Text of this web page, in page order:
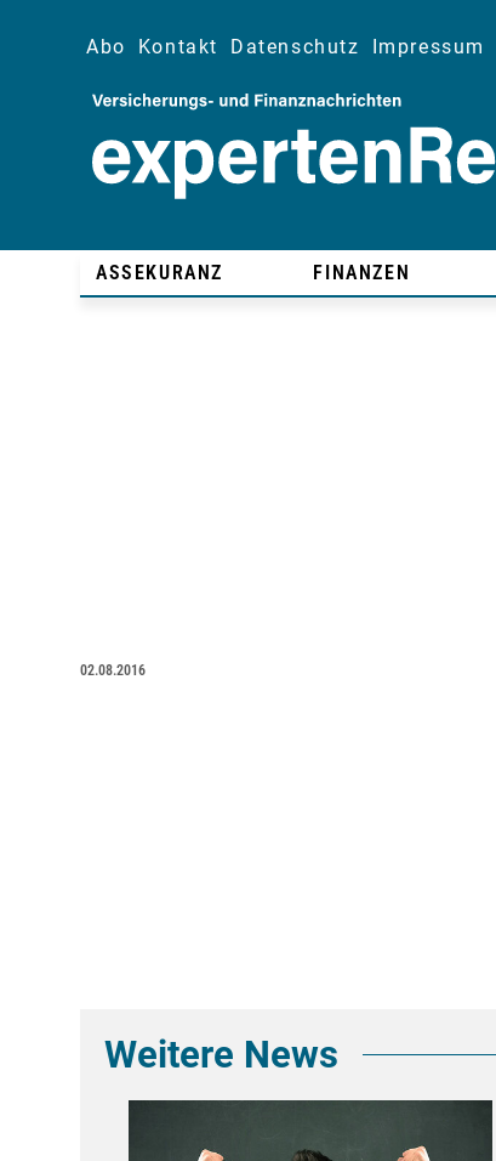
Abo Kontakt Datenschutz Impressum
ASSEKURANZ FINANZEN
02.08.2016
Weitere News